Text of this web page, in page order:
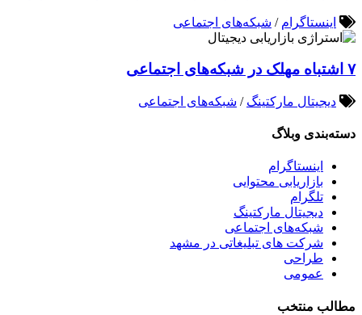
اینستاگرام / شبکه‌های اجتماعی
۷ اشتباه مهلک در شبکه‌های اجتماعی
دیجیتال مارکتینگ / شبکه‌های اجتماعی
دسته‌بندی وبلاگ
اینستاگرام
بازاریابی محتوایی
تلگرام
دیجیتال مارکتینگ
شبکه‌های اجتماعی
شرکت های تبلیغاتی در مشهد
طراحی
عمومی
مطالب منتخب